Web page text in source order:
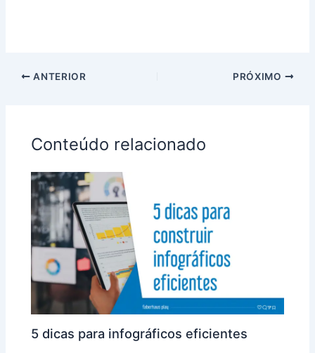
ANTERIOR PRÓXIMO
Conteúdo relacionado
5 dicas para infográficos eficientes